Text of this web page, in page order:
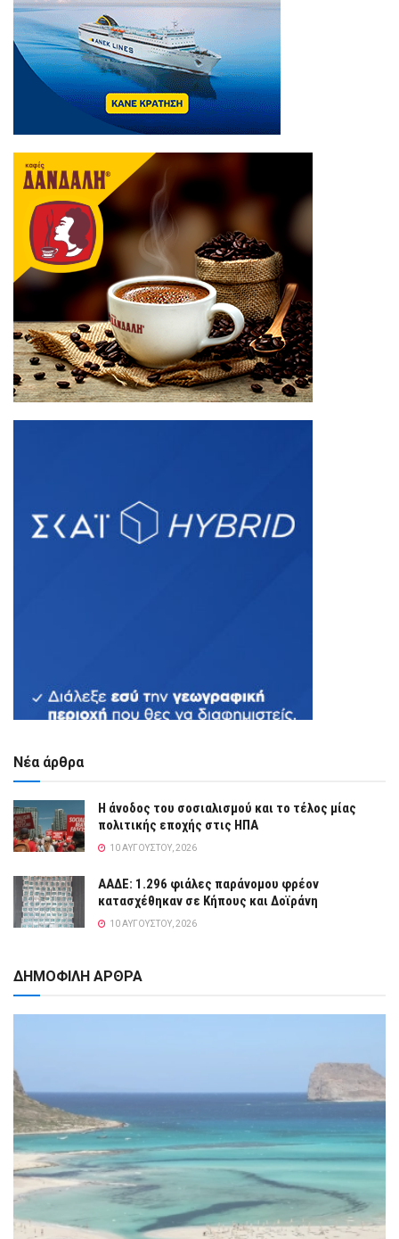
Νέα άρθρα
Η άνοδος του σοσιαλισμού και το τέλος μίας
πολιτικής εποχής στις ΗΠΑ
10 ΑΥΓΟΎΣΤΟΥ, 2026
ΑΑΔΕ: 1.296 φιάλες παράνομου φρέον
κατασχέθηκαν σε Κήπους και Δοϊράνη
10 ΑΥΓΟΎΣΤΟΥ, 2026
ΔΗΜΟΦΙΛΗ ΑΡΘΡΑ